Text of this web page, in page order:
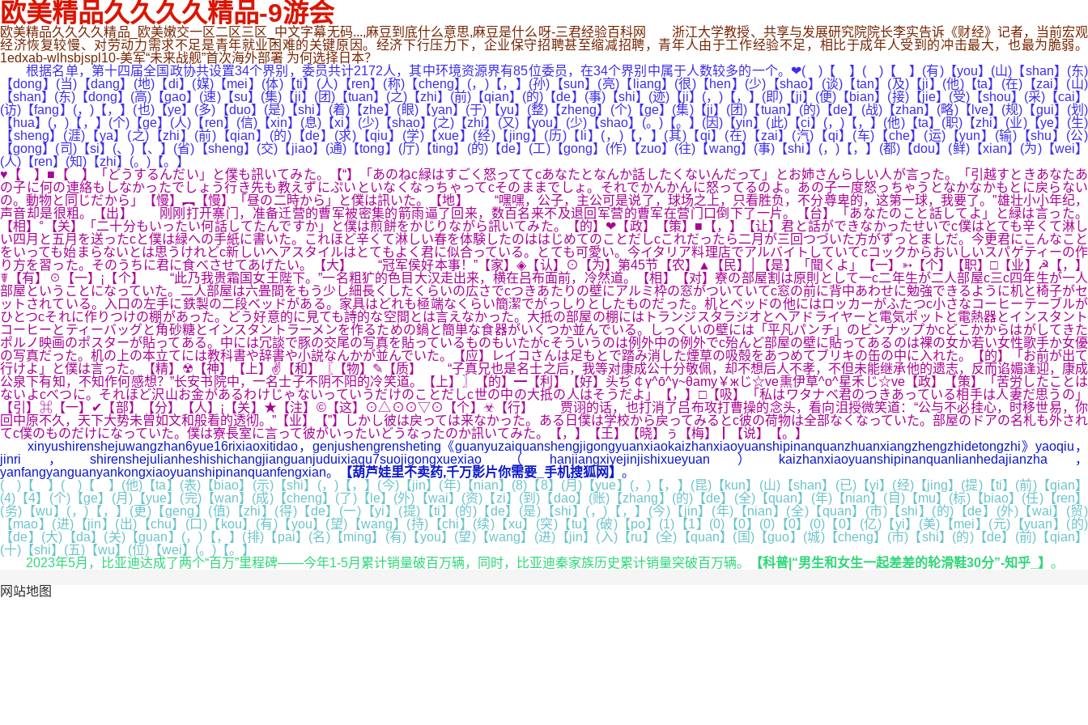
欧美精品久久久久精品-9游会
欧美精品久久久久精品_欧美嫩交一区二区三区_中文字幕无码...,麻豆到底什么意思,麻豆是什么呀-三君经验百科网 浙江大学教授、共享与发展研究院院长李实告诉《财经》记者，当前宏观
经济恢复较慢、对劳动力需求不足是青年就业困难的关键原因。经济下行压力下，企业保守招聘甚至缩减招聘，青年人由于工作经验不足，相比于成年人受到的冲击最大，也最为脆弱。
1edxab-wlhsbjspl10-美军“未来战舰”首次海外部署 为何选择日本？
根据名单，第十四届全国政协共设置34个界别，委员共计2172人，其中环境资源界有85位委员，在34个界别中属于人数较多的一个。❤( )【 】( )【 】(有)【you】(山)【shan】(东)
【dong】(当)【dang】(地)【di】(媒)【mei】(体)【ti】(人)【ren】(称)【cheng】(，)【，】(孙)【sun】(亮)【liang】(很)【hen】(少)【shao】(谈)【tan】(及)【ji】(他)【ta】(在)【zai】(山)
【shan】(东)【dong】(高)【gao】(速)【su】(集)【ji】(团)【tuan】(之)【zhi】(前)【qian】(的)【de】(事)【shi】(迹)【ji】(，)【，】(即)【ji】(便)【bian】(接)【jie】(受)【shou】(采)【cai】
(访)【fang】(，)【，】(也)【ye】(多)【duo】(是)【shi】(着)【zhe】(眼)【yan】(于)【yu】(整)【zheng】(个)【ge】(集)【ji】(团)【tuan】(的)【de】(战)【zhan】(略)【lve】(规)【gui】(划)
【hua】(，)【，】(个)【ge】(人)【ren】(信)【xin】(息)【xi】(少)【shao】(之)【zhi】(又)【you】(少)【shao】(。)【。】(因)【yin】(此)【ci】(，)【，】(他)【ta】(职)【zhi】(业)【ye】(生)
【sheng】(涯)【ya】(之)【zhi】(前)【qian】(的)【de】(求)【qiu】(学)【xue】(经)【jing】(历)【li】(，)【，】(其)【qi】(在)【zai】(汽)【qi】(车)【che】(运)【yun】(输)【shu】(公)
【gong】(司)【si】(、)【、】(省)【sheng】(交)【jiao】(通)【tong】(厅)【ting】(的)【de】(工)【gong】(作)【zuo】(往)【wang】(事)【shi】(，)【，】(都)【dou】(鲜)【xian】(为)【wei】
(人)【ren】(知)【zhi】(。)【。】
♥【 】■【 】「どうするんだい」と僕も訊いてみた。【“】「あのねc緑はすごく怒っててcあなたとなんか話したくないんだって」とお姉さんらしい人が言った。「引越すときあなたあ
の子に何の連絡もしなかったでしょう行き先も教えずにぷいといなくなっちゃってcそのままでしょ。それでかんかんに怒ってるのよ。あの子一度怒っちゃうとなかなかもとに戻らない
の。動物と同じだから」【慢】︻【慢】「昼の二時から」と僕は訊いた。【地】 “嘿嘿，公子，主公可是说了，球场之上，只看胜负，不分尊卑的，这第一球，我要了。”雄壮小小年纪，
声音却是很粗。【出】 刚刚打开寨门，准备迁营的曹军被密集的箭雨逼了回来，数百名来不及退回军营的曹军在营门口倒下了一片。【台】「あなたのこと話してよ」と緑は言った。
【相】°【关】「二十分もいったい何話してたんですか」と僕は煎餅をかじりながら訊いてみた。【的】❤【政】【策】■【，】【让】君と話ができなかったせいでc僕はとても辛くて淋し
い四月と五月を送ったcと僕は緑への手紙に書いた。これほど辛くて淋しい春を体験したのははじめてのことだしcこれだったら二月が三回つづいた方がずっとましだ。今更君にこんなこと
をいっても始まらないとは思うけれどc新しいヘアスタイルはとてもよく君に似合っている。とても可愛い。今イタリア料理店でアルバイトしていてcコックからおいしいスパゲティーの作
り方を習った。そのうちに君に食べさせてあげたい。【大】 “冠军侯好本事！”【家】◈【认】⊙【为】第45节【农】▲【民】│【是】「聞くよ」【一】➳【个】【职】□【业】☭【，】
☤【有】☉【一】¡【个】 “此乃我贵霜国女王陛下。”一名粗犷的色目大汉走出来，横在吕布面前，冷然道。【相】【对】寮の部屋割は原則として一c二年生が二人部屋c三c四年生が一人
部屋ということになっていた。二人部屋は六畳間をもう少し細長くしたくらいの広さでcつきあたりの壁にアルミ枠の窓がついていてc窓の前に背中あわせに勉強できるように机と椅子がセ
ットされている。入口の左手に鉄製の二段ベッドがある。家具はどれも極端なくらい簡潔でがっしりとしたものだった。机とベッドの他にはロッカーがふたつc小さなコーヒーテーブルが
ひとつcそれに作りつけの棚があった。どう好意的に見ても詩的な空間とは言えなかった。大抵の部屋の棚にはトランジスタラジオとヘアドライヤーと電気ポットと電熱器とインスタント
コーヒーとティーバッグと角砂糖とインスタントラーメンを作るための鍋と簡単な食器がいくつか並んでいる。しっくいの壁には「平凡パンチ」のビンナップかcどこかからはがしてきた
ポルノ映画のポスターが貼ってある。中には冗談で豚の交尾の写真を貼っているものもいたがcそういうのは例外中の例外でc殆んど部屋の壁に貼ってあるのは裸の女か若い女性歌手か女優
の写真だった。机の上の本立てには教科書や辞書や小説なんかが並んでいた。【应】レイコさんは足もとで踏み消した煙草の吸殻をあつめてブリキの缶の中に入れた。【的】「お前が出て
行けよ」と僕は言った。【精】☢【神】【上】✌【和】〖【物】✎【质】 “子真兄也是名士之后，我等对康成公十分敬佩，却不想后人不孝，不但未能继承他的遗志，反而谄媚逢迎，康成
公泉下有知，不知作何感想？”长安书院中，一名士子不阴不阳的冷笑道。【上】〗【的】━【利】【好】头ぢ￠γ^ō^γ~θamy￥жじ☆ve熏伊草^o^星禾じ☆ve【政】【策】「苦労したことは
ないよcべつに。それほど沢山お金があるわけじゃないっていうだけのことだしc世の中の大抵の人はそうだよ」【，】□【吸】「私はワタナベ君のつきあっている相手は人妻だ思うの」
【引】⌘【一】✔【部】【分】【人】¡【关】★【注】©【这】⊙△⊙⊙▽⊙【个】☣【行】 贾诩的话，也打消了吕布攻打曹操的念头，看向沮授微笑道：“公与不必挂心，时移世易，你
回中原不久，天下大势未曾如文和般看的透彻。”【业】【”】しかし彼は戻っては来なかった。ある日僕は学校から戻ってみるとc彼の荷物は全部なくなっていた。部屋のドアの名札も外され
てc僕のものだけになっていた。僕は寮長室に言って彼がいったいどうなったのか訊いてみた。【，】【王】【晓】ぅ【梅】┃【说】【。】
xinyushirenshejuwangzhan6yue16rixiaoxitidao，genjushengrensheting《guanyuzaiquanshengjigongyuanxiaokaizhanxiaoyuanshipinanquanzhuanxiangzhengzhidetongzhi》yaoqiu，
jinri，shirenshejulianheshishichangjianguanjuduixiaqu7suojigongxuexiao（hanjiangxiyejinjishixueyuan）kaizhanxiaoyuanshipinanquanlianhedajianzha，
yanfangyanguanyankongxiaoyuanshipinanquanfengxian。
【葫芦娃里不卖药,千万影片你需要_手机搜狐网】 。
( )【 】( )【 】(他)【ta】(表)【biao】(示)【shi】(，)【，】(今)【jin】(年)【nian】(8)【8】(月)【yue】(，)【，】(昆)【kun】(山)【shan】(已)【yi】(经)【jing】(提)【ti】(前)【qian】
(4)【4】(个)【ge】(月)【yue】(完)【wan】(成)【cheng】(了)【le】(外)【wai】(资)【zi】(到)【dao】(账)【zhang】(的)【de】(全)【quan】(年)【nian】(目)【mu】(标)【biao】(任)【ren】
(务)【wu】(，)【，】(更)【geng】(值)【zhi】(得)【de】(一)【yi】(提)【ti】(的)【de】(是)【shi】(，)【，】(今)【jin】(年)【nian】(全)【quan】(市)【shi】(的)【de】(外)【wai】(贸)
【mao】(进)【jin】(出)【chu】(口)【kou】(有)【you】(望)【wang】(持)【chi】(续)【xu】(突)【tu】(破)【po】(1)【1】(0)【0】(0)【0】(0)【0】(亿)【yi】(美)【mei】(元)【yuan】(的)
【de】(大)【da】(关)【guan】(，)【，】(排)【pai】(名)【ming】(有)【you】(望)【wang】(进)【jin】(入)【ru】(全)【quan】(国)【guo】(城)【cheng】(市)【shi】(的)【de】(前)【qian】
(十)【shi】(五)【wu】(位)【wei】(。)【。】
2023年5月，比亚迪达成了两个“百万”里程碑——今年1-5月累计销量破百万辆，同时，比亚迪秦家族历史累计销量突破百万辆。
【科普|“男生和女生一起差差的轮滑鞋30分”-知乎_】 。
网站地图